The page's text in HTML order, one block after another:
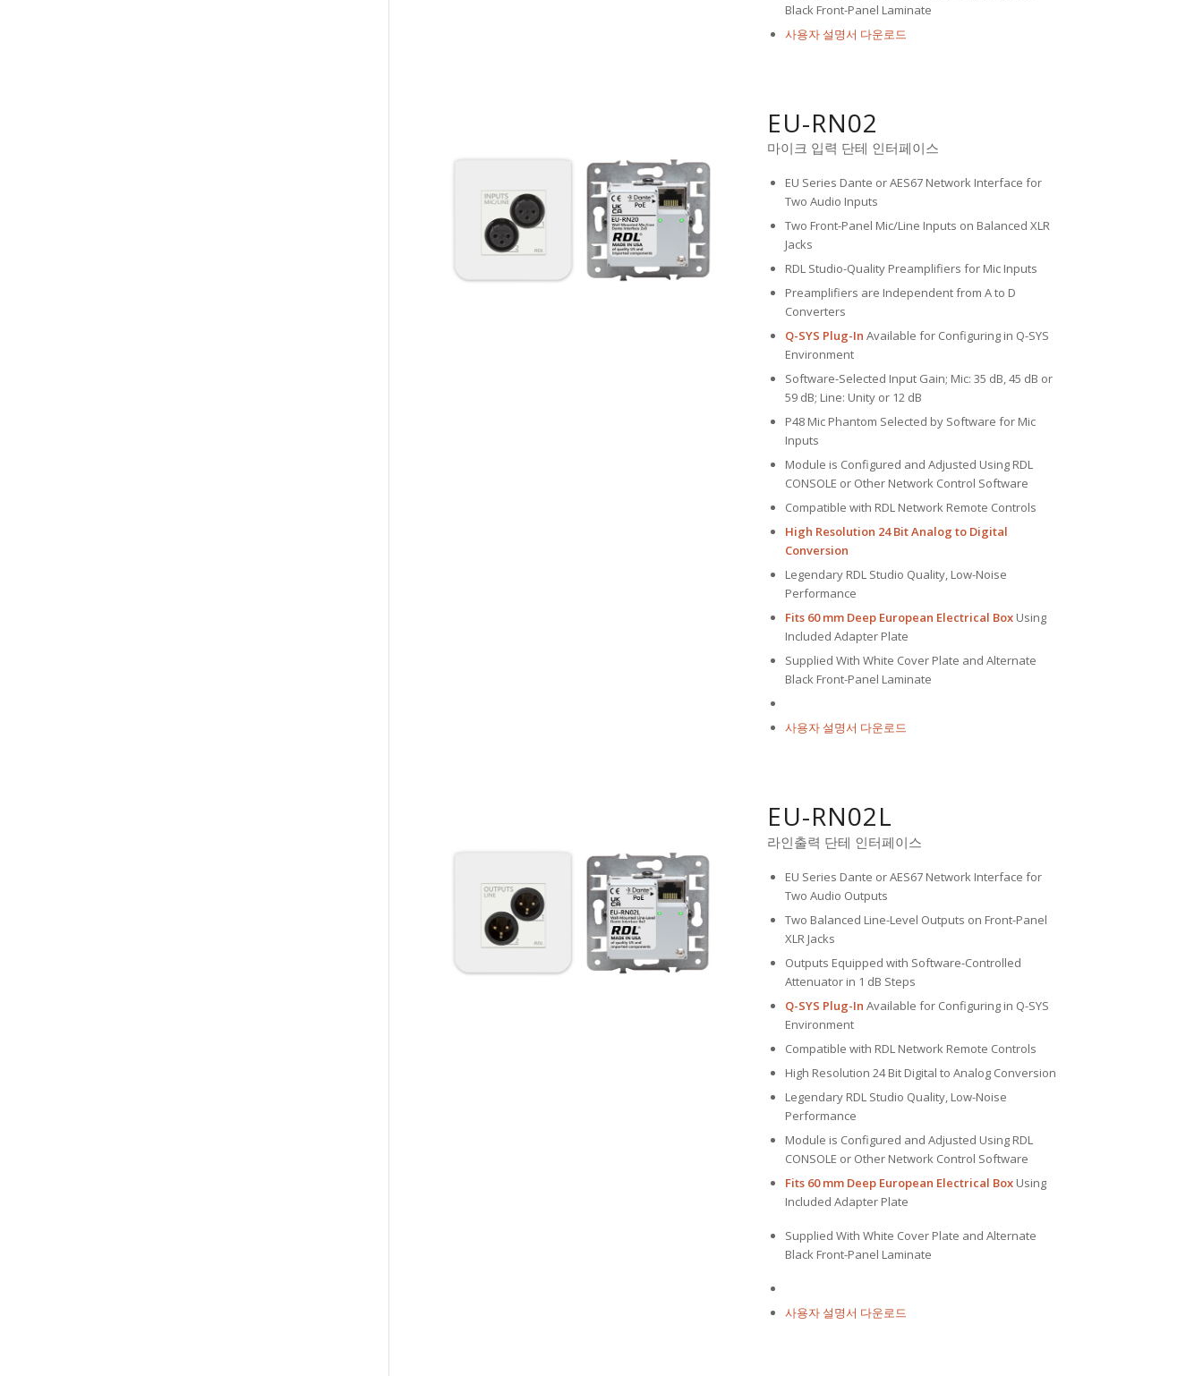
Black Front-Panel Laminate
사용자 설명서 다운로드
EU-RN02
마이크 입력 단테 인터페이스
EU Series Dante or AES67 Network Interface for
Two Audio Inputs
Two Front-Panel Mic/Line Inputs on Balanced XLR
Jacks
RDL Studio-Quality Preamplifiers for Mic Inputs
Preamplifiers are Independent from A to D
Converters
Q-SYS Plug-In Available for Configuring in Q-SYS
Environment
Software-Selected Input Gain; Mic: 35 dB, 45 dB or
59 dB; Line: Unity or 12 dB
P48 Mic Phantom Selected by Software for Mic
Inputs
Module is Configured and Adjusted Using RDL
CONSOLE or Other Network Control Software
Compatible with RDL Network Remote Controls
High Resolution 24 Bit Analog to Digital
Conversion
Legendary RDL Studio Quality, Low-Noise
Performance
Fits 60 mm Deep European Electrical Box Using
Included Adapter Plate
Supplied With White Cover Plate and Alternate
Black Front-Panel Laminate
사용자 설명서 다운로드
EU-RN02L
라인출력 단테 인터페이스
EU Series Dante or AES67 Network Interface for
Two Audio Outputs
Two Balanced Line-Level Outputs on Front-Panel
XLR Jacks
Outputs Equipped with Software-Controlled
Attenuator in 1 dB Steps
Q-SYS Plug-In Available for Configuring in Q-SYS
Environment
Compatible with RDL Network Remote Controls
High Resolution 24 Bit Digital to Analog Conversion
Legendary RDL Studio Quality, Low-Noise
Performance
Module is Configured and Adjusted Using RDL
CONSOLE or Other Network Control Software
Fits 60 mm Deep European Electrical Box Using
Included Adapter Plate
Supplied With White Cover Plate and Alternate
Black Front-Panel Laminate
사용자 설명서 다운로드